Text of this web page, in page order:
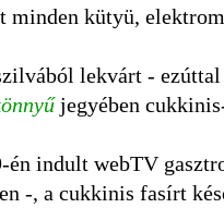
minden kütyü,
lekvárt -
jegyében
én indult webTV
-, a cukkinis fasírt